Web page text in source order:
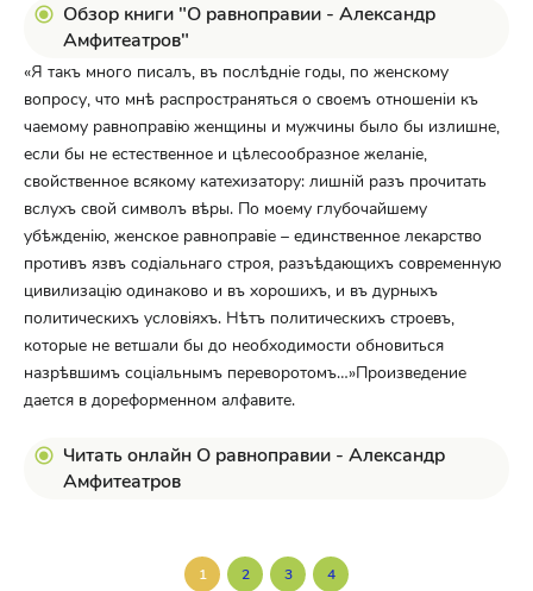
Обзор книги "О равноправии - Александр
Амфитеатров"
«Я такъ много писалъ, въ послѣдніе годы, по женскому
вопросу, что мнѣ распространяться о своемъ отношеніи къ
чаемому равноправію женщины и мужчины было бы излишне,
если бы не естественное и цѣлесообразное желаніе,
свойственное всякому катехизатору: лишній разъ прочитать
вслухъ свой символъ вѣры. По моему глубочайшему
убѣжденію, женское равноправіе – единственное лекарство
противъ язвъ содіальнаго строя, разъѣдающихъ современную
цивилизацію одинаково и въ хорошихъ, и въ дурныхъ
политическихъ условіяхъ. Нѣтъ политическихъ строевъ,
которые не ветшали бы до необходимости обновиться
назрѣвшимъ соціальнымъ переворотомъ…»Произведение
дается в дореформенном алфавите.
Читать онлайн О равноправии - Александр
Амфитеатров
1 2 3 4